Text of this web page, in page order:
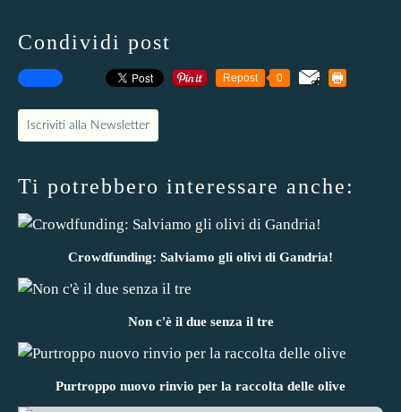
Condividi post
Repost 0
Iscriviti alla Newsletter
Ti potrebbero interessare anche:
Crowdfunding: Salviamo gli olivi di Gandria!
Non c'è il due senza il tre
Purtroppo nuovo rinvio per la raccolta delle olive